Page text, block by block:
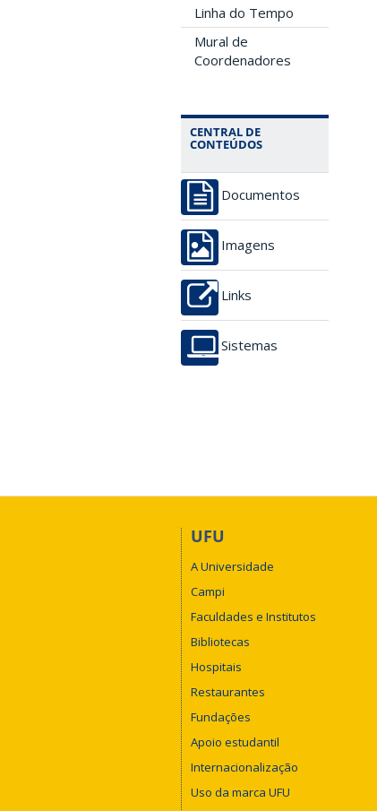
Linha do Tempo
Mural de
Coordenadores
CENTRAL DE
CONTEÚDOS
Documentos
Imagens
Links
Sistemas
UFU
A Universidade
Campi
Faculdades e Institutos
Bibliotecas
Hospitais
Restaurantes
Fundações
Apoio estudantil
Internacionalização
Uso da marca UFU